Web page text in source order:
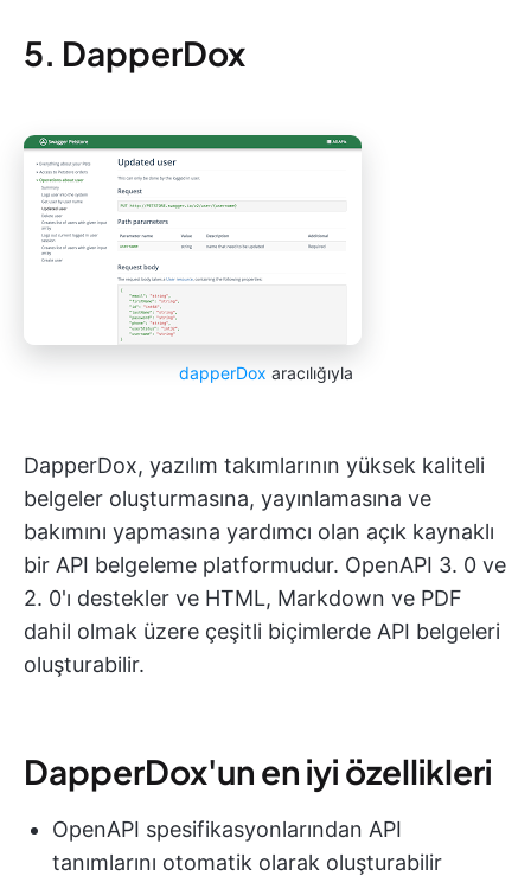
5. DapperDox
dapperDox aracılığıyla
DapperDox, yazılım takımlarının yüksek kaliteli
belgeler oluşturmasına, yayınlamasına ve
bakımını yapmasına yardımcı olan açık kaynaklı
bir API belgeleme platformudur. OpenAPI 3. 0 ve
2. 0'ı destekler ve HTML, Markdown ve PDF
dahil olmak üzere çeşitli biçimlerde API belgeleri
oluşturabilir.
DapperDox'un en iyi özellikleri
OpenAPI spesifikasyonlarından API
tanımlarını otomatik olarak oluşturabilir